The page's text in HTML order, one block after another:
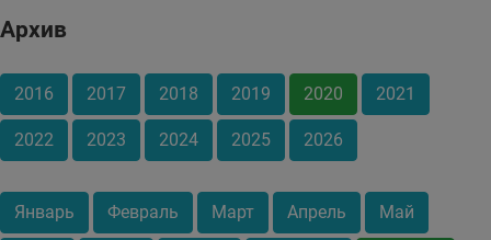
Архив
2016 2017 2018 2019 2020 2021
2022 2023 2024 2025 2026
Январь Февраль Март Апрель Май